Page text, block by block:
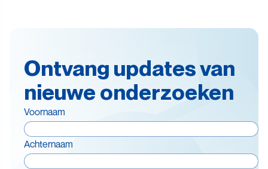
Ontvang updates van
nieuwe onderzoeken
Voornaam
Achternaam